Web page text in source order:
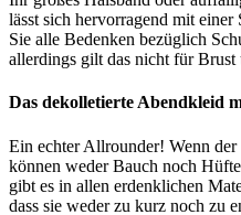
lässt sich hervorragend mit
Sie alle Bedenken bezüglich
allerdings gilt das nicht für Brust
Das dekolletierte Abendkleid
Ein echter Allrounder! Wenn
können weder Bauch noch
gibt es in allen erdenklichen
dass sie weder zu kurz noch zu